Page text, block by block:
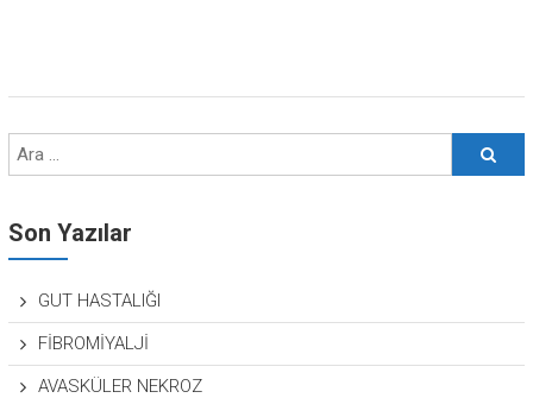
Son Yazılar
GUT HASTALIĞI
FİBROMİYALJİ
AVASKÜLER NEKROZ